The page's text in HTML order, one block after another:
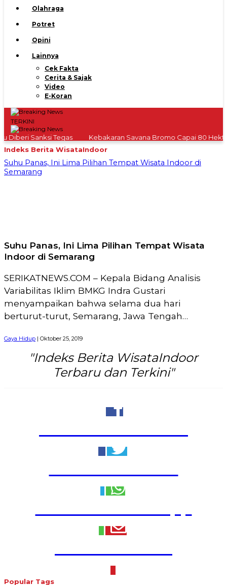
Olahraga
Potret
Opini
Lainnya
Cek Fakta
Cerita & Sajak
Video
E-Koran
TERKINI
Sanksi Tegas
Kebakaran Savana Bromo Capai 80 Hektare
Indeks Berita WisataIndoor
Suhu Panas, Ini Lima Pilihan Tempat Wisata Indoor di
Semarang
Suhu Panas, Ini Lima Pilihan Tempat Wisata
Indoor di Semarang
SERIKATNEWS.COM – Kepala Bidang Analisis
Variabilitas Iklim BMKG Indra Gustari
menyampaikan bahwa selama dua hari
berturut-turut, Semarang, Jawa Tengah
Gaya Hidup | Oktober 25, 2019
"Indeks Berita WisataIndoor
Terbaru dan Terkini"
Popular Tags